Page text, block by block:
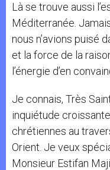
Là se trouve aussi
Méditerranée.
nous n’avions puisé
et la force de la
l’énergie d’en
Je connais, Très
inquiétude
chrétiennes au
Orient. Je veux
Monsieur Estifan